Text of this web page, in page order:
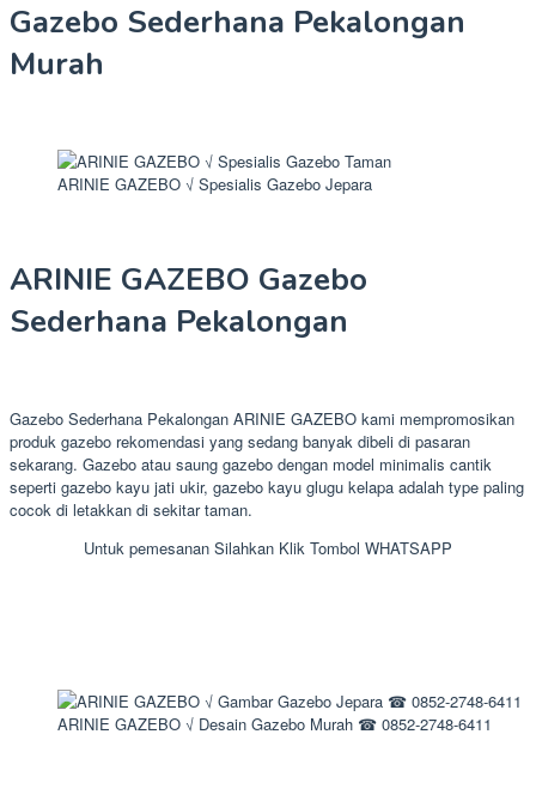
Gazebo Sederhana Pekalongan
Murah
ARINIE GAZEBO √ Spesialis Gazebo Jepara
ARINIE GAZEBO Gazebo
Sederhana Pekalongan
Gazebo Sederhana Pekalongan ARINIE GAZEBO kami mempromosikan
produk gazebo rekomendasi yang sedang banyak dibeli di pasaran
sekarang. Gazebo atau saung gazebo dengan model minimalis cantik
seperti gazebo kayu jati ukir, gazebo kayu glugu kelapa adalah type paling
cocok di letakkan di sekitar taman.
Untuk pemesanan Silahkan Klik Tombol WHATSAPP
ARINIE GAZEBO √ Desain Gazebo Murah ☎ 0852-2748-6411